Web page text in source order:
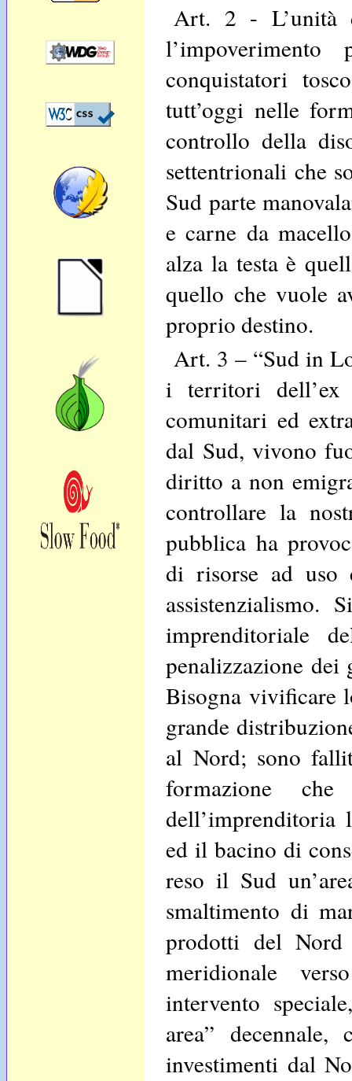
Art. 2 - L’unità
conquistatori
tutt’oggi nelle
controllo della
settentrionali che
Sud parte
e carne da
alza la testa è
quello che vuole
proprio destino.
Art. 3 – “Sud in
i territori
comunitari ed
dal Sud, vivono
diritto a non
controllare la
pubblica ha
di risorse ad uso
imprenditoriale
penalizzazione
Bisogna vivificare
grande
al Nord; sono
formazione
dell’imprenditoria
ed il bacino di
reso il Sud
smaltimento di
prodotti del Nord
meridionale
intervento
area” decennale,
investimenti dal